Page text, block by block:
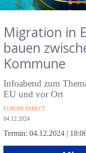
Migration in
bauen
Kommune
Infoabend zum
EU und vor Ort
Kategorien
EUROPE DIRECT
04.12.2024
Termin: 04.12.2024 |